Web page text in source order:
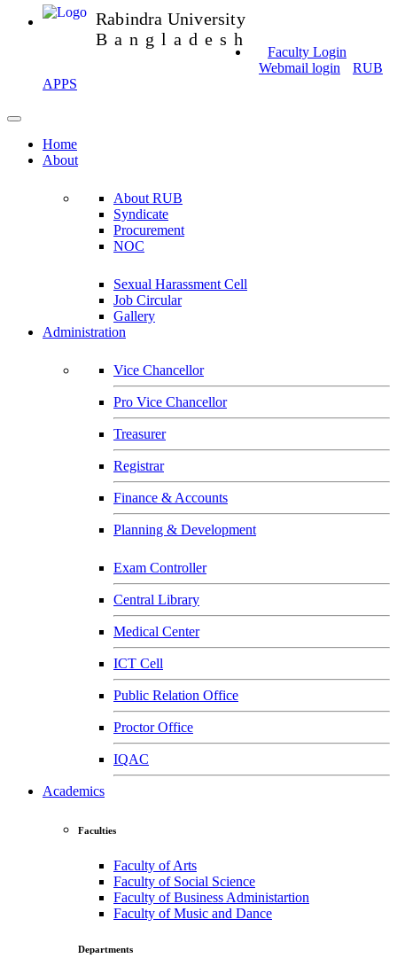
Rabindra University
Bangladesh
Faculty Login
Webmail login
RUB
APPS
Home
About
About RUB
Syndicate
Procurement
NOC
Sexual Harassment Cell
Job Circular
Gallery
Administration
Vice Chancellor
Pro Vice Chancellor
Treasurer
Registrar
Finance & Accounts
Planning & Development
Exam Controller
Central Library
Medical Center
ICT Cell
Public Relation Office
Proctor Office
IQAC
Academics
Faculties
Faculty of Arts
Faculty of Social Science
Faculty of Business Administartion
Faculty of Music and Dance
Departments